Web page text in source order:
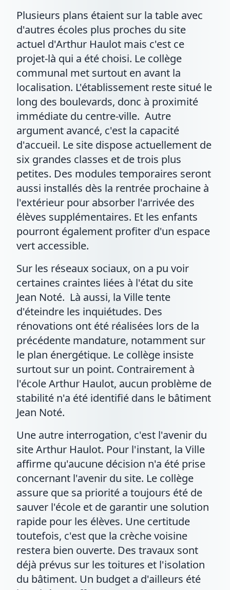
Plusieurs plans étaient sur la table avec
d'autres écoles plus proches du site
actuel d'Arthur Haulot mais c'est ce
projet-là qui a été choisi. Le collège
communal met surtout en avant la
localisation. L'établissement reste situé le
long des boulevards, donc à proximité
immédiate du centre-ville. Autre
argument avancé, c'est la capacité
d'accueil. Le site dispose actuellement de
six grandes classes et de trois plus
petites. Des modules temporaires seront
aussi installés dès la rentrée prochaine à
l'extérieur pour absorber l'arrivée des
élèves supplémentaires. Et les enfants
pourront également profiter d'un espace
vert accessible.
Sur les réseaux sociaux, on a pu voir
certaines craintes liées à l'état du site
Jean Noté. Là aussi, la Ville tente
d'éteindre les inquiétudes. Des
rénovations ont été réalisées lors de la
précédente mandature, notamment sur
le plan énergétique. Le collège insiste
surtout sur un point. Contrairement à
l'école Arthur Haulot, aucun problème de
stabilité n'a été identifié dans le bâtiment
Jean Noté.
Une autre interrogation, c'est l'avenir du
site Arthur Haulot. Pour l'instant, la Ville
affirme qu'aucune décision n'a été prise
concernant l'avenir du site. Le collège
assure que sa priorité a toujours été de
sauver l'école et de garantir une solution
rapide pour les élèves. Une certitude
toutefois, c'est que la crèche voisine
restera bien ouverte. Des travaux sont
déjà prévus sur les toitures et l'isolation
du bâtiment. Un budget a d'ailleurs été